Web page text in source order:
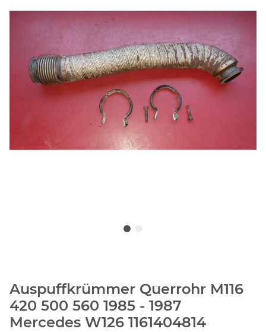
Auspuffkrümmer Querrohr M116
420 500 560 1985 - 1987
Mercedes W126 1161404814